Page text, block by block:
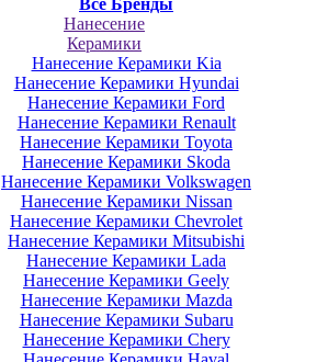
Все Бренды
Нанесение
Керамики
Нанесение Керамики Kia
Нанесение Керамики Hyundai
Нанесение Керамики Ford
Нанесение Керамики Renault
Нанесение Керамики Toyota
Нанесение Керамики Skoda
Нанесение Керамики Volkswagen
Нанесение Керамики Nissan
Нанесение Керамики Chevrolet
Нанесение Керамики Mitsubishi
Нанесение Керамики Lada
Нанесение Керамики Geely
Нанесение Керамики Mazda
Нанесение Керамики Subaru
Нанесение Керамики Chery